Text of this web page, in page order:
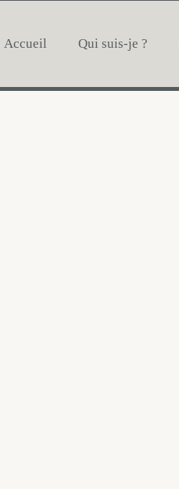
Accueil Qui suis-je ?